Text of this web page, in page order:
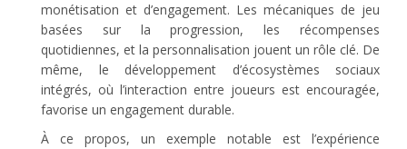
monétisation et d’engagement. Les mécaniques de jeu
basées sur la progression, les récompenses
quotidiennes, et la personnalisation jouent un rôle clé. De
même, le développement d’écosystèmes sociaux
intégrés, où l’interaction entre joueurs est encouragée,
favorise un engagement durable.
À ce propos, un exemple notable est l’expérience